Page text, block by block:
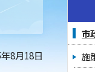
8月18日
市
施